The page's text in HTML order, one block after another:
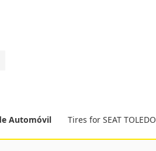
Automóvil Tires for SEAT TOLEDO